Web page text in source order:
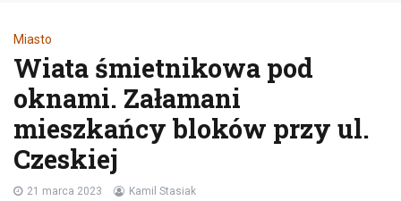
Miasto
Wiata śmietnikowa pod
oknami. Załamani
mieszkańcy bloków przy ul.
Czeskiej
21 marca 2023 Kamil Stasiak